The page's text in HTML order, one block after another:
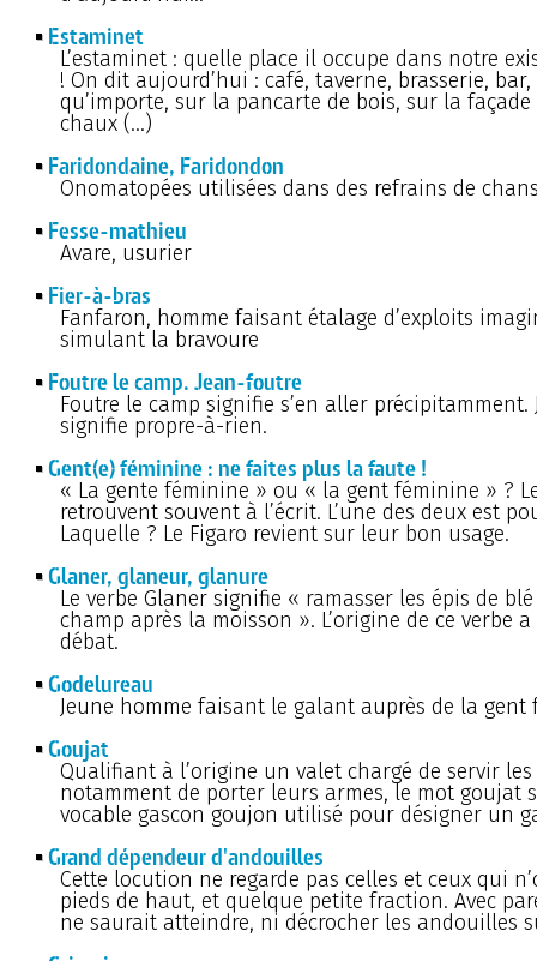
Estaminet
L’estaminet : quelle place il occupe dans notre
! On dit aujourd’hui : café, taverne, brasserie,
qu’importe, sur la pancarte de bois, sur la
chaux (…)
Faridondaine, Faridondon
Onomatopées utilisées dans des refrains de
Fesse-mathieu
Avare, usurier
Fier-à-bras
Fanfaron, homme faisant étalage d’exploits
simulant la bravoure
Foutre le camp. Jean-foutre
Foutre le camp signifie s’en aller précipitamment.
signifie propre-à-rien.
Gent(e) féminine : ne faites plus la faute !
« La gente féminine » ou « la gent féminine » ?
retrouvent souvent à l’écrit. L’une des deux est
Laquelle ? Le Figaro revient sur leur bon usage.
Glaner, glaneur, glanure
Le verbe Glaner signifie « ramasser les épis de
champ après la moisson ». L’origine de ce verbe
débat.
Godelureau
Jeune homme faisant le galant auprès de la gent
Goujat
Qualifiant à l’origine un valet chargé de servir
notamment de porter leurs armes, le mot goujat
vocable gascon goujon utilisé pour désigner un
Grand dépendeur d'andouilles
Cette locution ne regarde pas celles et ceux qui
pieds de haut, et quelque petite fraction. Avec
ne saurait atteindre, ni décrocher les andouilles